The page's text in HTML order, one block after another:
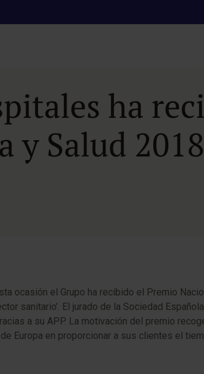
ha
y Salud 2018
ocasión el Grupo ha recibido el Premio
sanitario’. El jurado de la Sociedad
a su APP. La motivación del premio
Europa en proporcionar a sus clientes el